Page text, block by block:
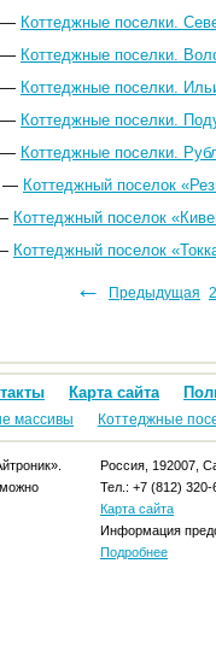
— Коттеджные поселки.
— Коттеджные поселки.
— Коттеджные поселки.
— Коттеджные поселки.
— Коттеджные поселки.
— Коттеджный поселок
Коттеджный поселок
Коттеджный поселок
← Предыдущая
123 124 125 126
Карта сайта
массивы Коттеджные
Россия, 192007,
Тел.: +7 (812) 320-
Карта сайта
Информация
Подробнее